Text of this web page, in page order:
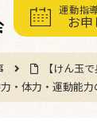
運動指
お
【けん玉
・体力・運動能力